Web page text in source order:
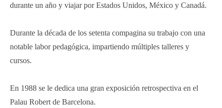
durante un año y viajar por Estados Unidos, México y Canadá.
Durante la década de los setenta compagina su trabajo con una
notable labor pedagógica, impartiendo múltiples talleres y
cursos.
En 1988 se le dedica una gran exposición retrospectiva en el
Palau Robert de Barcelona.